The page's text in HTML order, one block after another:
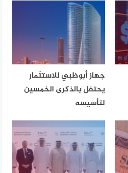
جهاز أبوظبي للاستثمار
يحتفل بالذكرى الخمسين
لتأسيسه